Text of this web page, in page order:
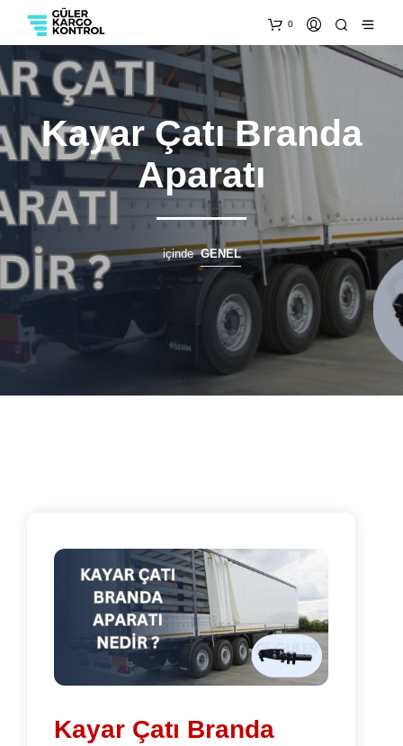
0
Kayar Çatı Branda
Aparatı
içinde GENEL
Kayar Çatı Branda